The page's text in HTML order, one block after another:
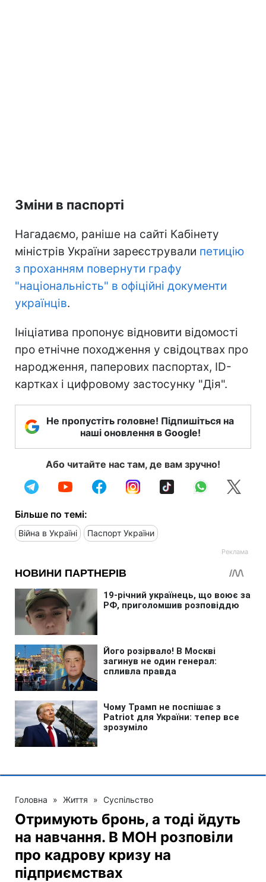
Зміни в паспорті
Нагадаємо, раніше на сайті Кабінету
міністрів України зареєстрували петицію
з проханням повернути графу
"національність" в офіційні документи
українців.
Ініціатива пропонує відновити відомості
про етнічне походження у свідоцтвах про
народження, паперових паспортах, ID-
картках і цифровому застосунку "Дія".
Не пропустіть головне! Підпишіться на
наші оновлення в Google!
Або читайте нас там, де вам зручно!
Більше по темі:
Війна в Україні Паспорт України
Головна » Життя » Суспільство
Отримують бронь, а тоді йдуть
на навчання. В МОН розповіли
про кадрову кризу на
підприємствах